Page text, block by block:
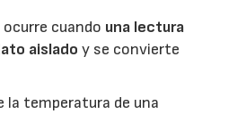
cuando una lectura
aislado y se convierte
la temperatura de una